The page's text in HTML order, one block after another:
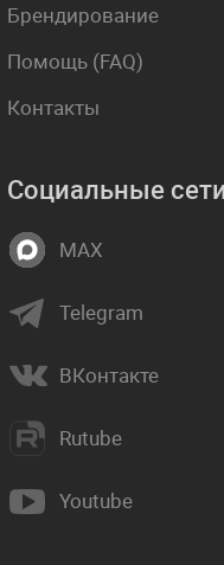
Брендирование
Помощь (FAQ)
Контакты
Социальные
MAX
Telegram
ВКонтакте
Rutube
Youtube